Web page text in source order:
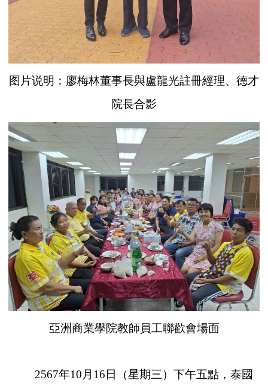
图片说明：廖梅林董事長與盧龍光註冊經理、德才
院長合影
亞洲商業學院教師員工聯歡會場面
2567年10月16日（星期三）下午五點，泰國